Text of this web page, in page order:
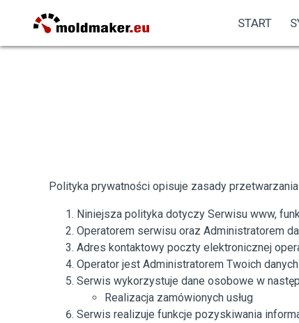
START
Polityka prywatności opisuje zasady
Niniejsza polityka dotyczy Serwisu www,
Operatorem serwisu oraz Administratorem
Adres kontaktowy poczty elektronicznej
Operator jest Administratorem Twoich
Serwis wykorzystuje dane osobowe w
Realizacja zamówionych usług
Serwis realizuje funkcje pozyskiwania